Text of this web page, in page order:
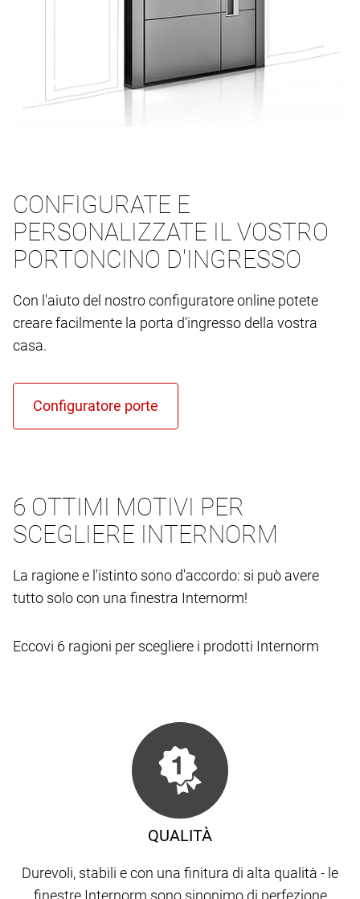
CONFIGURATE E
PERSONALIZZATE IL VOSTRO
PORTONCINO D'INGRESSO
Con l'aiuto del nostro configuratore online potete
creare facilmente la porta d'ingresso della vostra
casa.
6 OTTIMI MOTIVI PER
SCEGLIERE INTERNORM
La ragione e l'istinto sono d'accordo: si può avere
tutto solo con una finestra Internorm!
Eccovi 6 ragioni per scegliere i prodotti Internorm
QUALITÀ
Durevoli, stabili e con una finitura di alta qualità - le
finestre Internorm sono sinonimo di perfezione